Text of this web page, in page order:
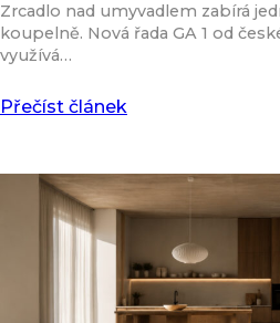
Zrcadlo nad umyvadlem zabírá
koupelně. Nová řada GA 1 od
využívá…
Přečíst článek